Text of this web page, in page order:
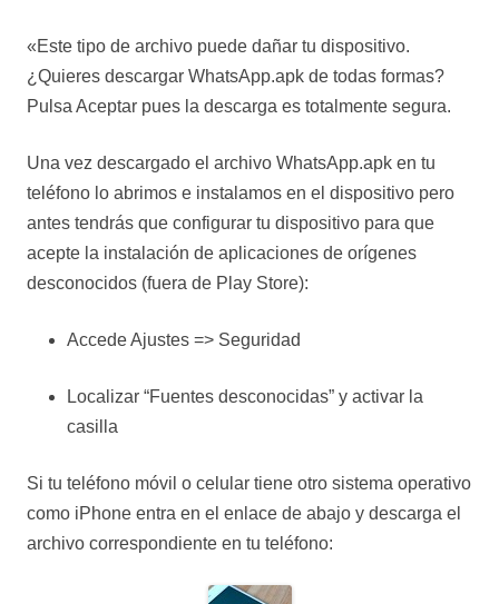
«Este tipo de archivo puede dañar tu dispositivo.
¿Quieres descargar WhatsApp.apk de todas formas?
Pulsa Aceptar pues la descarga es totalmente segura.
Una vez descargado el archivo WhatsApp.apk en tu
teléfono lo abrimos e instalamos en el dispositivo pero
antes tendrás que configurar tu dispositivo para que
acepte la instalación de aplicaciones de orígenes
desconocidos (fuera de Play Store):
Accede Ajustes => Seguridad
Localizar “Fuentes desconocidas” y activar la
casilla
Si tu teléfono móvil o celular tiene otro sistema operativo
como iPhone entra en el enlace de abajo y descarga el
archivo correspondiente en tu teléfono: